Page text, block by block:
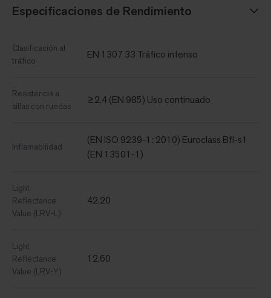
Especificaciones de Rendimiento
Clasificación al
tráfico
EN 1307 33 Tráfico intenso
Resistencia a
sillas con ruedas
≥2.4 (EN 985) Uso continuado
Inflamabilidad
(EN ISO 9239-1: 2010) Euroclass Bfl-s1
(EN 13501-1)
Light
Reflectance
Value (LRV-L)
42,20
Light
Reflectance
Value (LRV-Y)
12,60